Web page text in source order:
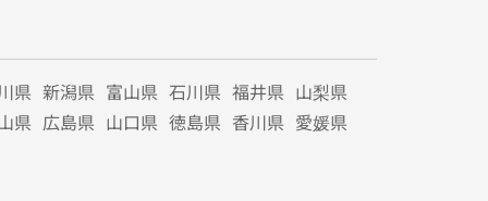
県 新潟県 富山県 石川県 福井県 山梨県
県 広島県 山口県 徳島県 香川県 愛媛県